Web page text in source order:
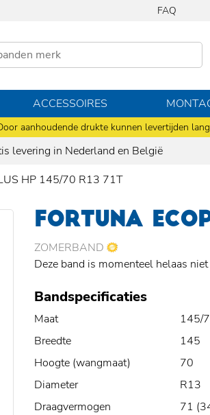
aanhoudende drukte kunnen levertijden
FAQ
ACCESSOIRES
levering in Nederland en België
HP 145/70 R13 71T
FORTUNA
ZOMERBAND
Deze band is momenteel helaas
Bandspecificaties
Maat
145/
Breedte
145
Hoogte (wangmaat)
70
Diameter
R13
Draagvermogen
71